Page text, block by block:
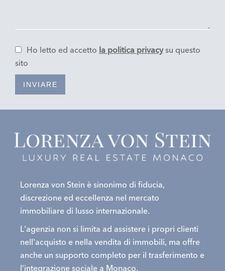
Ho letto ed accetto la politica privacysu questo
sito
INVIARE
Lorenza von Stein è sinonimo di fiducia,
discrezione ed eccellenza nel mercato
immobiliare di lusso internazionale.
L'agenzia non si limita ad assistere i propri clienti
nell'acquisto e nella vendita di immobili, ma offre
anche un supporto completo per il trasferimento e
l'integrazione sociale a Monaco.